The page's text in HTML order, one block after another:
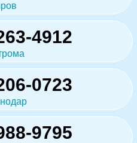
4912
0723
9795